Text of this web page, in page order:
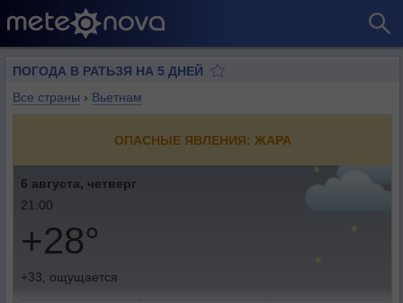
ПОГОДА В РАТЬЗЯ НА 5 ДНЕЙ
Все страны › Вьетнам
ОПАСНЫЕ ЯВЛЕНИЯ: ЖАРА
6 августа, четверг
21:00
+28°
+33, ощущается